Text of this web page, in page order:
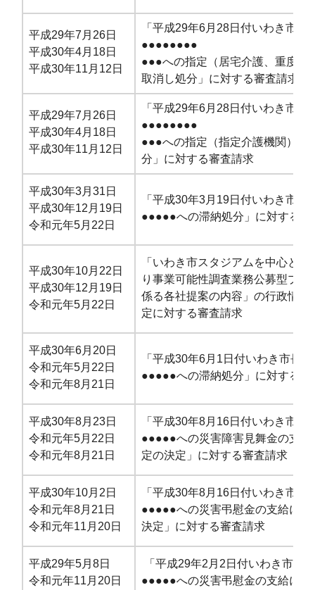
平成29年7月26日
平成30年4月18日
平成30年11月12日
「平成29年6月28日付いわき市長
●●●●●●●●
●●●への指定（居宅介護、重度訪
取消し処分」に対する審査請求
平成29年7月26日
平成30年4月18日
平成30年11月12日
「平成29年6月28日付いわき市長
●●●●●●●●
●●●への指定（指定介護機関）の
分」に対する審査請求
平成30年3月31日
平成30年12月19日
令和元年5月22日
「平成30年3月19日付いわき市長
●●●●●への滞納処分」に対する審
平成30年10月22日
平成30年12月19日
令和元年5月22日
「いわき市スタジアムを中心とし
り事業可能性調査業務公募型プロ
係る各社提案の内容 」の行政情報
定に対する審査請求
平成30年6月20日
令和元年5月22日
令和元年8月21日
「平成30年6月1日付いわき市長
●●●●●への滞納処分」に対する審
平成30年8月23日
令和元年5月22日
令和元年8月21日
「平成30年8月16日付いわき市長
●●●●●への災害障害見舞金の支給
定の決定」に対する審査請求
平成30年10月2日
令和元年8月21日
令和元年11月20日
「平成30年8月16日付いわき市長
●●●●●への災害弔慰金の支給に係
決定」に対する審査請求
平成29年5月8日
令和元年11月20日
「平成29年2月2日付いわき市長
●●●●●への災害弔慰金の支給に係